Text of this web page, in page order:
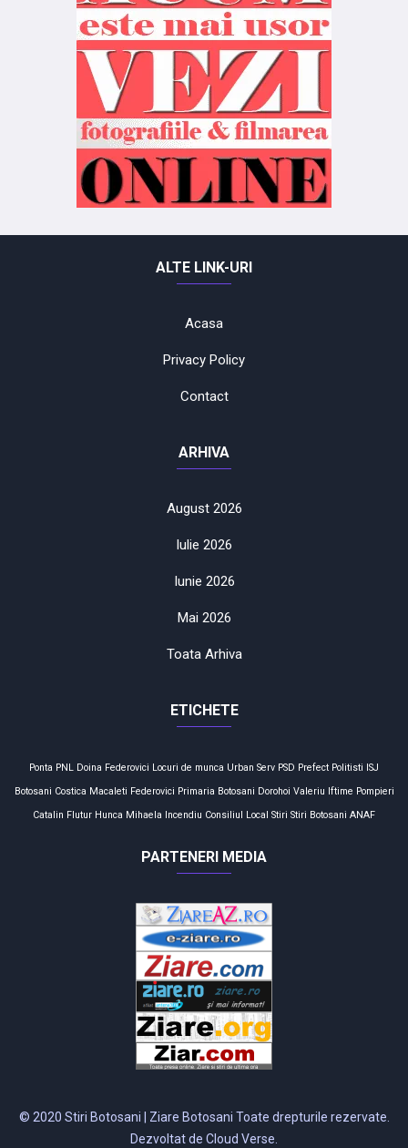
ALTE LINK-URI
Acasa
Privacy Policy
Contact
ARHIVA
August 2026
Iulie 2026
Iunie 2026
Mai 2026
Toata Arhiva
ETICHETE
Ponta PNL Doina Federovici Locuri de munca Urban Serv PSD Prefect Politisti ISJ
Botosani Costica Macaleti Federovici Primaria Botosani Dorohoi Valeriu Iftime Pompieri
Catalin Flutur Hunca Mihaela Incendiu Consiliul Local Stiri Stiri Botosani ANAF
PARTENERI MEDIA
© 2020 Stiri Botosani | Ziare Botosani Toate drepturile rezervate.
Dezvoltat de Cloud Verse.